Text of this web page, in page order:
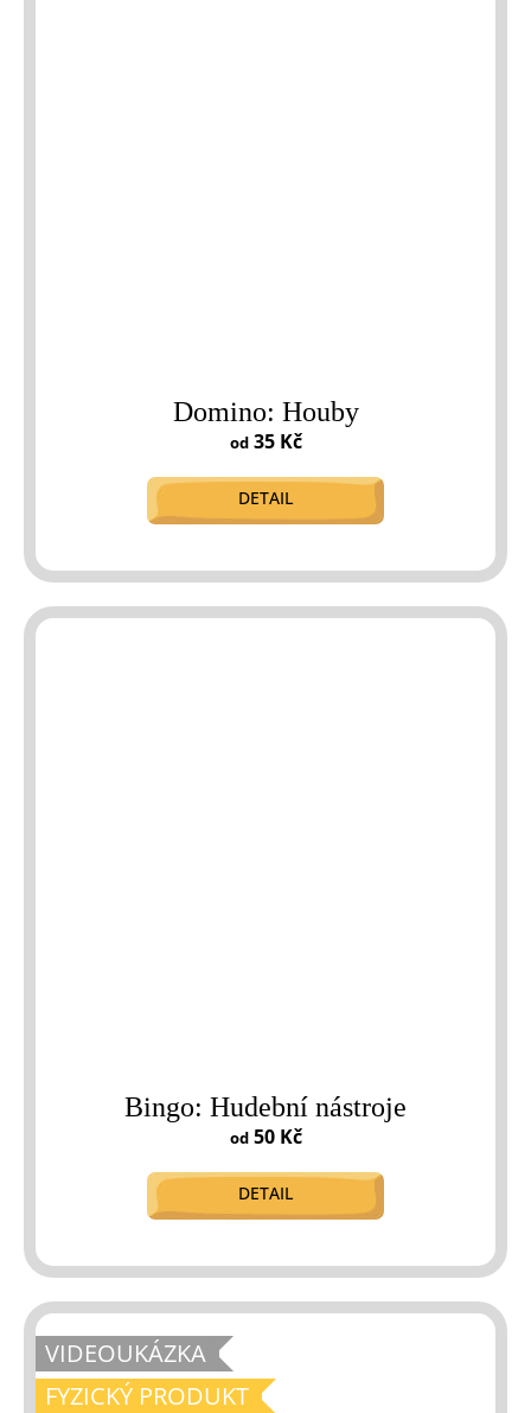
Domino: Houby
od35 Kč
DETAIL
Bingo: Hudební nástroje
od50 Kč
DETAIL
VIDEOUKÁZKA
FYZICKÝ PRODUKT